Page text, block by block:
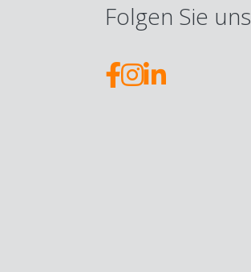
Folgen Sie uns